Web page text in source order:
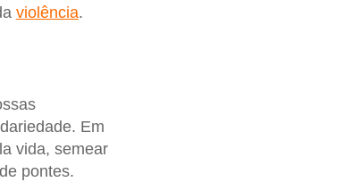
violência.
Em
vida, semear
pontes.